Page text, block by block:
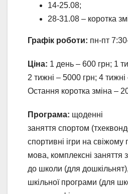
14-25.08;
28-31.08 – коротка
Графік роботи: пн-пт
Ціна: 1 день – 600 грн; 1
2 тижні – 5000 грн; 4
Остання коротка зміна –
Програма: щоденні
заняття спортом
спортивні ігри на свіжому
мова, комплексні заняття
до школи (для
шкільної програми (для